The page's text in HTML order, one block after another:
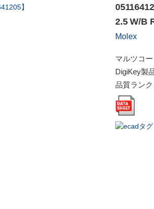
2.5 W/B
Molex
マルツコー
DigiKey製
品質ランク